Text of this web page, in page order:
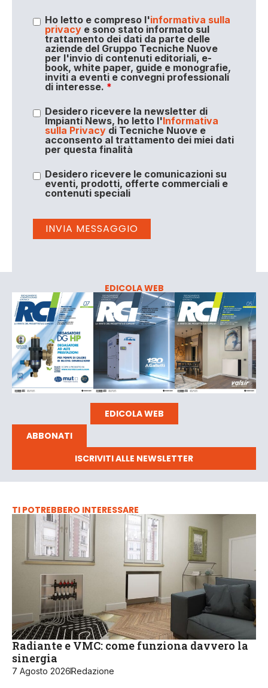
Ho letto e compreso l'informativa sulla
privacye sono stato informato sul
trattamento dei dati da parte delle
aziende del Gruppo Tecniche Nuove
per l'invio di contenuti editoriali, e-
book, white paper, guide e monografie,
inviti a eventi e convegni professionali
di interesse. *
Desidero ricevere la newsletter di
Impianti News, ho letto l'Informativa
sulla Privacydi Tecniche Nuove e
acconsento al trattamento dei miei dati
per questa finalità
Desidero ricevere le comunicazioni su
eventi, prodotti, offerte commerciali e
contenuti speciali
EDICOLA WEB
EDICOLA WEB
ABBONATI
ISCRIVITI ALLE NEWSLETTER
TI POTREBBERO INTERESSARE
Radiante e VMC: come funziona davvero la
sinergia
7 Agosto 2026Redazione